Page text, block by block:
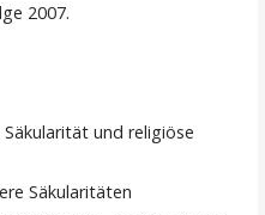
2007.
und religiöse
Säkularitäten